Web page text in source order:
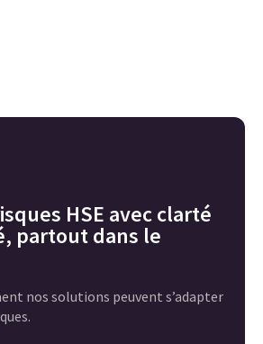
HSE avec clarté
partout dans le
nos solutions peuvent s’adapter